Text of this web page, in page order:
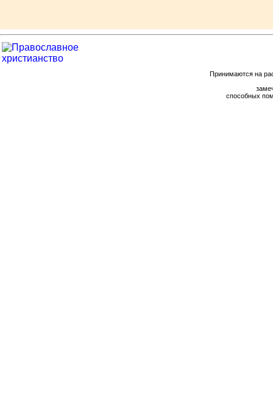
Принимаются на
способных